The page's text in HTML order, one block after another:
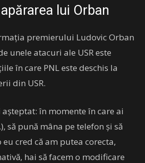
lui Orban
premierului Ludovic Orban
unele atacuri ale USR este
în care PNL este deschis la
din USR.
aşteptat: în momente în care ai
să pună mâna pe telefon şi să
eu cred că am putea corecta,
hai să facem o modificare